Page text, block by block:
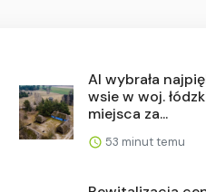
AI wybrała
wsie w woj.
miejsca za...
53 minut temu